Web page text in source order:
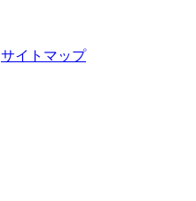
サイトマップ